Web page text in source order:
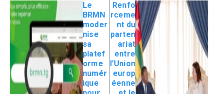
Le
BRMN
moder
nise
sa
platef
orme
numér
ique
Renfo
rceme
nt du
parten
ariat
entre
l’Union
europ
éenne